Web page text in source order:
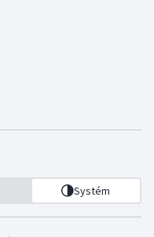
Systém